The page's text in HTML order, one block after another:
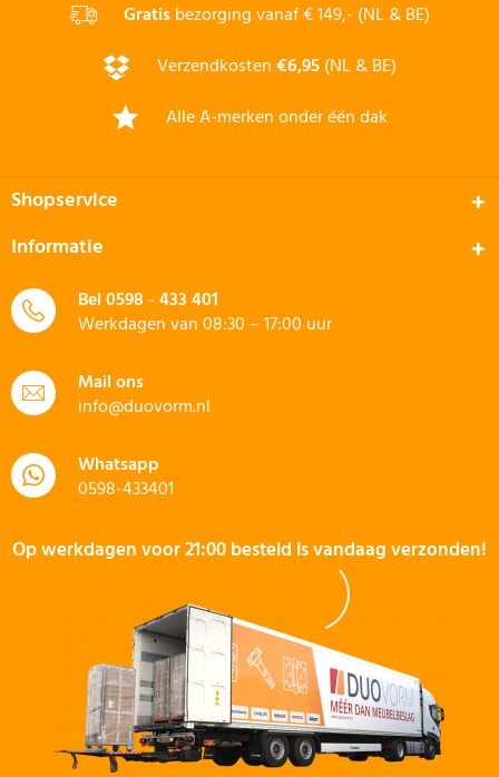
Gratisbezorging vanaf € 149,- (NL & BE)
Verzendkosten€6,95(NL & BE)
Alle A-merken onder één dak
Shopservice
Informatie
Bel0598 - 433 401
Werkdagen van 08:30 – 17:00 uur
Mail ons
info@duovorm.nl
Whatsapp
0598-433401
Op werkdagen voor 21:00 besteld is vandaag verzonden!